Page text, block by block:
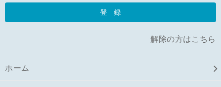
解除の方はこちら
ホーム